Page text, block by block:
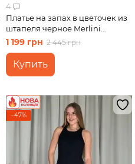
4
Платье на запах в цветочек из
штапеля черное Merlini
Віченца 700002201 размер L-
1 199 грн 2 445 грн
Купить
−47%